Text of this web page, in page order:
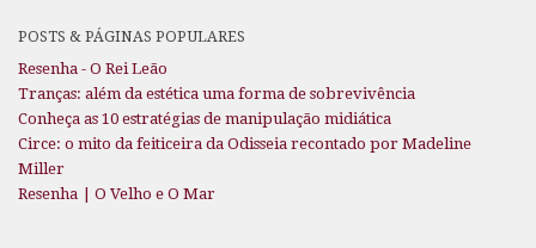
POSTS & PÁGINAS POPULARES
Resenha - O Rei Leão
Tranças: além da estética uma forma de sobrevivência
Conheça as 10 estratégias de manipulação midiática
Circe: o mito da feiticeira da Odisseia recontado por Madeline
Miller
Resenha | O Velho e O Mar